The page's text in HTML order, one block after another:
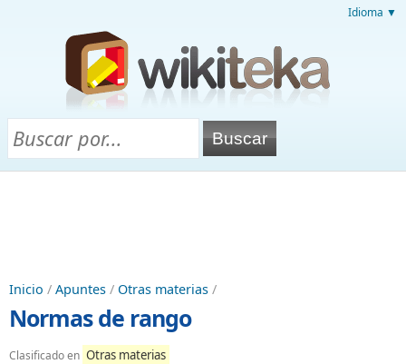
Idioma ▼
Inicio / Apuntes / Otras materias /
Normas de rango
Clasificado en Otras materias